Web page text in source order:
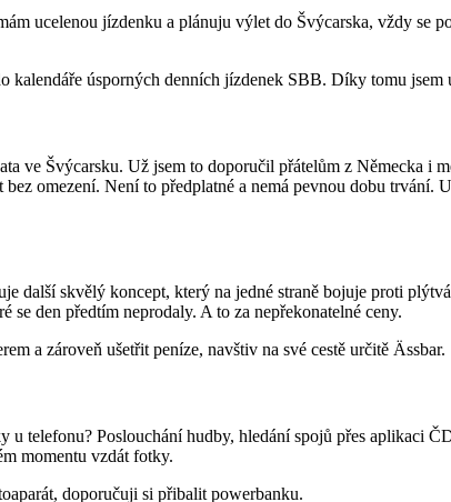
ucelenou jízdenku a plánuju výlet do Švýcarska, vždy se
úsporných denních jízdenek SBB. Díky tomu
ve Švýcarsku. Už jsem to doporučil přátelům z Německa
omezení. Není to předplatné a nemá pevnou dobu
další skvělý koncept, který na jedné straně bojuje proti
se den předtím neprodaly. A to za nepřekonatelné ceny.
a zároveň ušetřit peníze, navštiv na své cestě určitě Ässbar.
telefonu? Poslouchání hudby, hledání spojů přes aplikaci
momentu vzdát fotky.
doporučuji si přibalit powerbanku.